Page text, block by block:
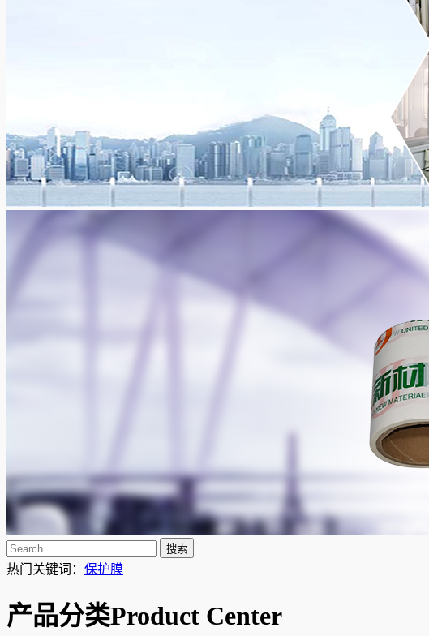
热门关键词： 保护膜
产品分类Product Center